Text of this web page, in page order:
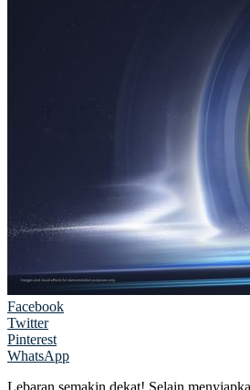
Facebook
Twitter
Pinterest
WhatsApp
Lebaran semakin dekat! Selain